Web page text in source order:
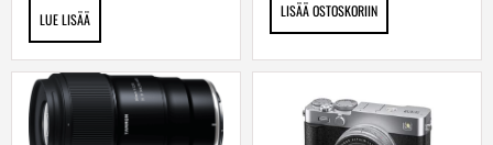
LUE LISÄÄ LISÄÄ OSTOSKORIIN